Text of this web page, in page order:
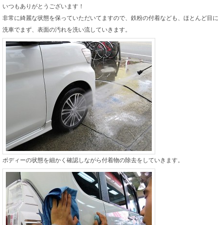
いつもありがとうございます！
非常に綺麗な状態を保っていただいてますので、鉄粉の付着なども、ほとんど目
洗車でまず、表面の汚れを洗い流していきます。
ボディーの状態を細かく確認しながら付着物の除去をしていきます。